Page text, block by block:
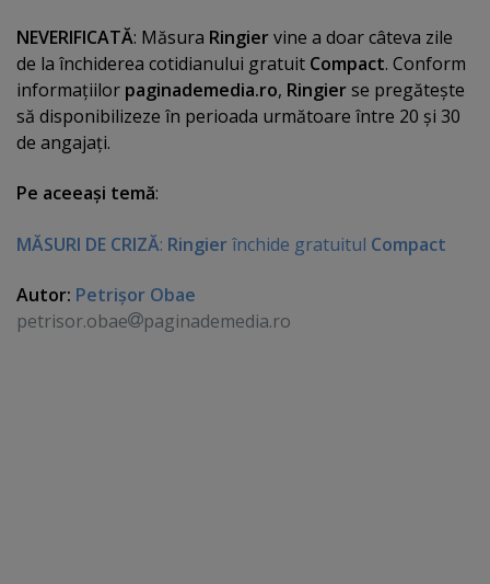
NEVERIFICATĂ: Măsura Ringiervine a doar câteva zile
de la închiderea cotidianului gratuit Compact. Conform
informaţiilor paginademedia.ro, Ringierse pregăteşte
să disponibilizeze în perioada următoare între 20 şi 30
de angajaţi.
Pe aceeaşi temă:
MĂSURI DE CRIZĂ: Ringierînchide gratuitul Compact
Autor: Petrişor Obae
petrisor.obae
paginademedia.ro